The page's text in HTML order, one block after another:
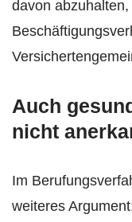
davon
Auch
nicht
Im
weiteres